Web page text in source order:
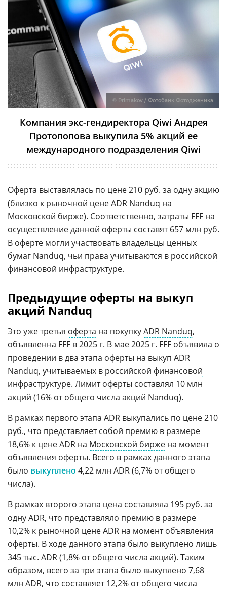
© Primakov / Фотобанк Фотодженика
Компания экс-гендиректора Qiwi Андрея
Протопопова выкупила 5% акций ее
международного подразделения Qiwi
Оферта выставлялась по цене 210 руб. за одну акцию
(близко к рыночной цене ADR Nanduq на
Московской бирже). Соответственно, затраты FFF на
осуществление данной оферты составят 657 млн руб.
В оферте могли участвовать владельцы ценных
бумаг Nanduq, чьи права учитываются в российской
финансовой инфраструктуре.
Предыдущие оферты на выкуп
акций Nanduq
Это уже третья оферта на покупкуADR Nanduq,
объявленна FFF в 2025 г. В мае 2025 г. FFF объявила о
проведении в два этапа оферты на выкуп ADR
Nanduq, учитываемых в российской финансовой
инфраструктуре. Лимит оферты составлял 10 млн
акций (16% от общего числа акций Nanduq).
В рамках первого этапа ADR выкупались по цене 210
руб., что представляет собой премию в размере
18,6% к цене ADR на Московской бирже на момент
объявления оферты. Всего в рамках данного этапа
было выкуплено 4,22 млн ADR (6,7% от общего
числа).
В рамках второго этапа цена составляла 195 руб. за
одну ADR, что представляло премию в размере
10,2% к рыночной цене ADR на момент объявления
оферты. В ходе данного этапа было выкуплено лишь
345 тыс. ADR (1,8% от общего числа акций). Таким
образом, всего за три этапа было выкуплено 7,68
млн ADR, что составляет 12,2% от общего числа